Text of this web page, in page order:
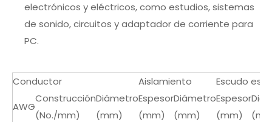
electrónicos y eléctricos, como estudios, sistemas
de sonido, circuitos y adaptador de corriente para
PC.
Conductor Aislamiento
Escudo
AWG
Construcción
(No./mm)
Diámetro
(mm)
Espesor
(mm)
Diámetro
(mm)
Espesor
(mm)